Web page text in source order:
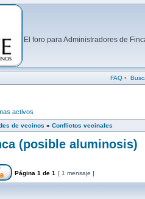
El foro para Administradores de
FAQ•
activos
de vecinos » Conflictos vecinales
(posible aluminosis)
Página 1 de 1 [ 1 mensaje ]